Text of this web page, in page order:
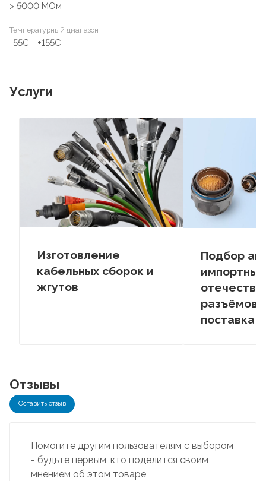
> 5000 МОм
Температурный диапазон
-55C - +155C
Услуги
Изготовление
кабельных сборок и
жгутов
Подбор
разъёмов
поставка
Отзывы
Оставить отзыв
Помогите другим пользователям с выбором
- будьте первым, кто поделится своим
мнением об этом товаре